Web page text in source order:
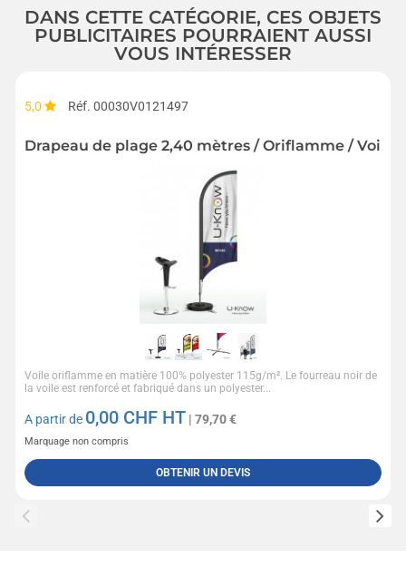
DANS CETTE CATÉGORIE, CES OBJETS
PUBLICITAIRES POURRAIENT AUSSI
VOUS INTÉRESSER
5,0 Réf. 00030V0121497
Drapeau de plage 2,40 mètres / Oriflamme / Voile
Voile oriflamme en matière 100% polyester 115g/m². Le fourreau noir de
la voile est renforcé et fabriqué dans un polyester...
A partir de 0,00 CHF HT | 79,70 €
Marquage non compris
OBTENIR UN DEVIS